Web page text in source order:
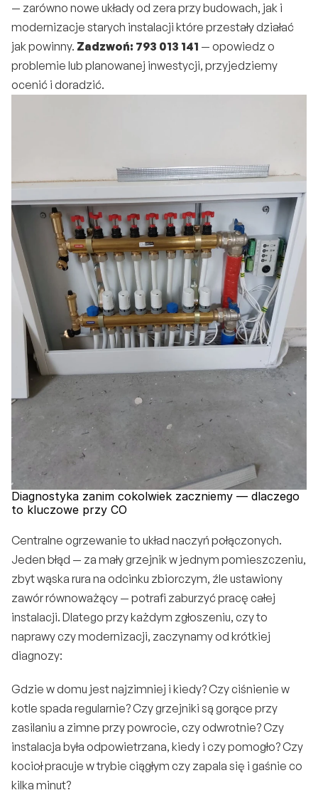
— zarówno nowe układy od zera przy budowach, jak i
modernizacje starych instalacji które przestały działać
jak powinny. Zadzwoń: 793 013 141 — opowiedz o
problemie lub planowanej inwestycji, przyjedziemy
ocenić i doradzić.
Diagnostyka zanim cokolwiek zaczniemy — dlaczego
to kluczowe przy CO
Centralne ogrzewanie to układ naczyń połączonych.
Jeden błąd — za mały grzejnik w jednym pomieszczeniu,
zbyt wąska rura na odcinku zbiorczym, źle ustawiony
zawór równoważący — potrafi zaburzyć pracę całej
instalacji. Dlatego przy każdym zgłoszeniu, czy to
naprawy czy modernizacji, zaczynamy od krótkiej
diagnozy:
Gdzie w domu jest najzimniej i kiedy? Czy ciśnienie w
kotle spada regularnie? Czy grzejniki są gorące przy
zasilaniu a zimne przy powrocie, czy odwrotnie? Czy
instalacja była odpowietrzana, kiedy i czy pomogło? Czy
kocioł pracuje w trybie ciągłym czy zapala się i gaśnie co
kilka minut?